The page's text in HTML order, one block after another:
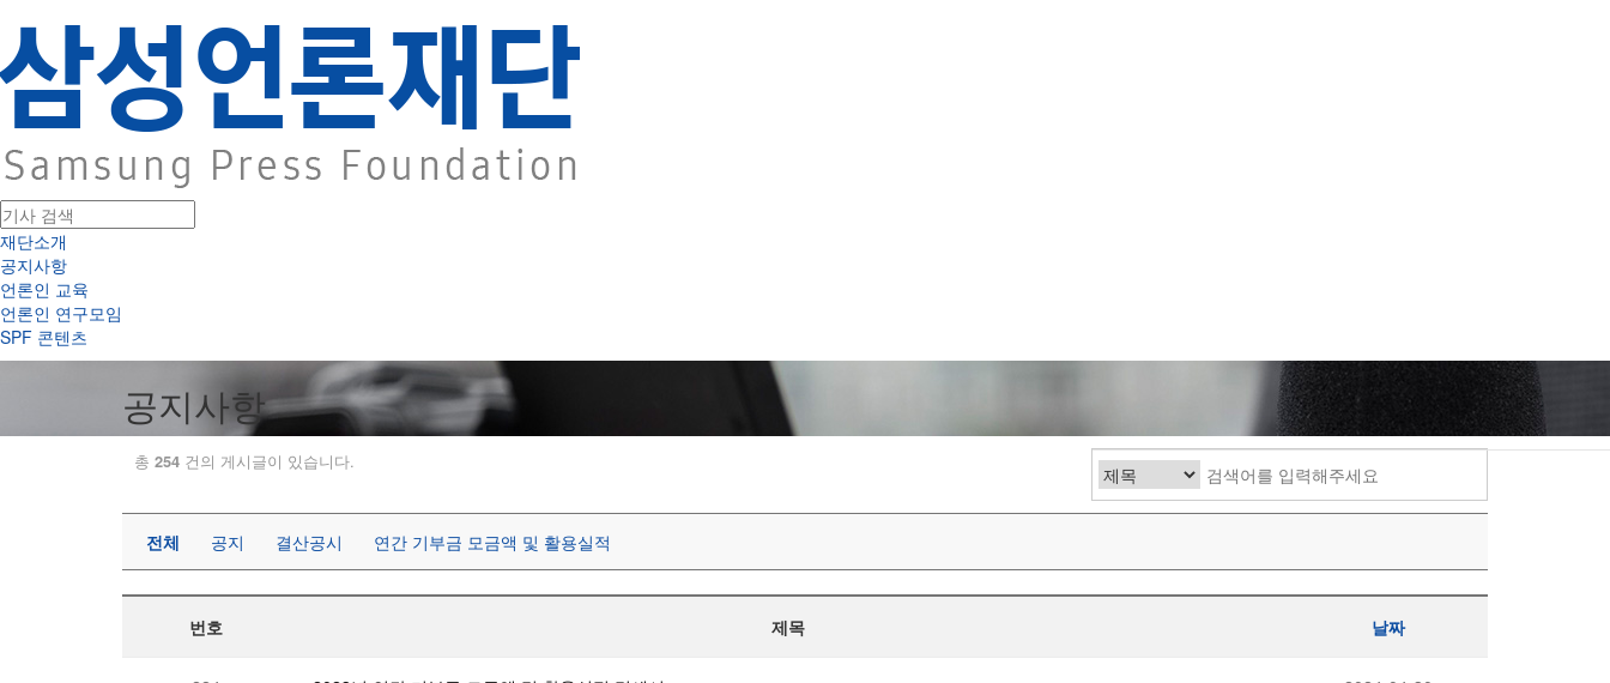
재단소개
공지사항
언론인 교육
언론인 연구모임
SPF 콘텐츠
공지사항
총 254 건의 게시글이 있습니다.
전체 공지 결산공시 연간 기부금 모금액 및 활용실적
번호 제목 날짜